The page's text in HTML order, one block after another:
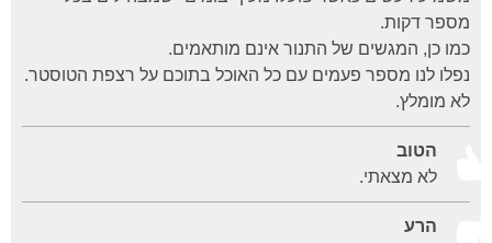
מספר דקות.
כמו כן, המגשים של התנור אינם מותאמים.
נפלו לנו מספר פעמים עם כל האוכל בתוכם על רצפת הטוסטר.
לא מומלץ.
הטוב
לא מצאתי.
הרע